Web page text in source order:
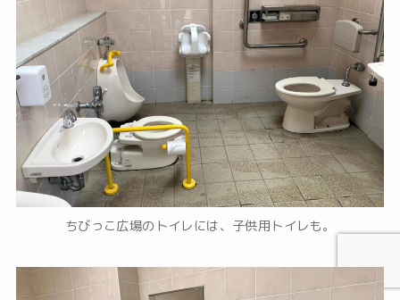
ちびっこ広場のトイレには、子供用トイレも。